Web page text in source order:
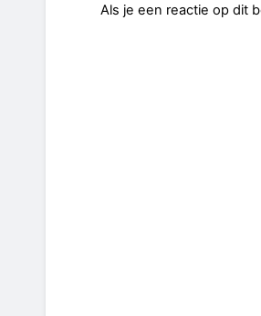
Als je een reactie op dit